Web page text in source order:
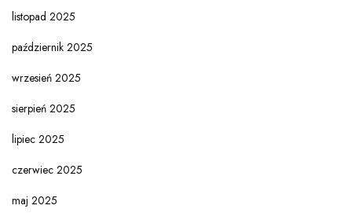
listopad 2025
październik 2025
wrzesień 2025
sierpień 2025
lipiec 2025
czerwiec 2025
maj 2025